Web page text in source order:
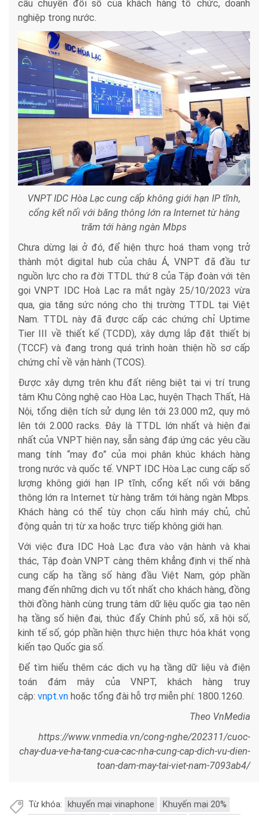
cầu chuyển đổi số của khách hàng tổ chức, doanh
nghiệp trong nước.
VNPT IDC Hòa Lạc cung cấp không giới hạn IP tĩnh,
cổng kết nối với băng thông lớn ra Internet từ hàng
trăm tới hàng ngàn Mbps
Chưa dừng lại ở đó, để hiện thực hoá tham vọng trở
thành một digital hub của châu Á, VNPT đã đầu tư
nguồn lực cho ra đời TTDL thứ 8 của Tập đoàn với tên
gọi VNPT IDC Hoà Lạc ra mắt ngày 25/10/2023 vừa
qua, gia tăng sức nóng cho thị trường TTDL tại Việt
Nam. TTDL này đã được cấp các chứng chỉ Uptime
Tier III về thiết kế (TCDD), xây dựng lắp đặt thiết bị
(TCCF) và đang trong quá trình hoàn thiện hồ sơ cấp
chứng chỉ về vận hành (TCOS).
Được xây dựng trên khu đất riêng biệt tại vị trí trung
tâm Khu Công nghệ cao Hòa Lạc, huyện Thạch Thất, Hà
Nội, tổng diện tích sử dụng lên tới 23.000 m2, quy mô
lên tới 2.000 racks. Đây là TTDL lớn nhất và hiện đại
nhất của VNPT hiện nay, sẵn sàng đáp ứng các yêu cầu
mang tính “may đo” của mọi phân khúc khách hàng
trong nước và quốc tế. VNPT IDC Hòa Lạc cung cấp số
lượng không giới hạn IP tĩnh, cổng kết nối với băng
thông lớn ra Internet từ hàng trăm tới hàng ngàn Mbps.
Khách hàng có thể tùy chọn cấu hình máy chủ, chủ
động quản trị từ xa hoặc trực tiếp không giới hạn.
Với việc đưa IDC Hoà Lạc đưa vào vận hành và khai
thác, Tập đoàn VNPT càng thêm khẳng định vị thế nhà
cung cấp hạ tầng số hàng đầu Việt Nam, góp phần
mang đến những dịch vụ tốt nhất cho khách hàng, đồng
thời đồng hành cùng trung tâm dữ liệu quốc gia tạo nên
hạ tầng số hiện đại, thúc đẩy Chính phủ số, xã hội số,
kinh tế số, góp phần hiện thực hiện thực hóa khát vọng
kiến tạo Quốc gia số.
Để tìm hiểu thêm các dịch vụ hạ tầng dữ liệu và điện
toán đám mây của VNPT, khách hàng truy
cập: vnpt.vn hoặc tổng đài hỗ trợ miễn phí: 1800.1260.
Theo VnMedia
https://www.vnmedia.vn/cong-nghe/202311/cuoc-
chay-dua-ve-ha-tang-cua-cac-nha-cung-cap-dich-vu-dien-
toan-dam-may-tai-viet-nam-7093ab4/
Từ khóa: khuyến mại vinaphone
Khuyến mại 20%